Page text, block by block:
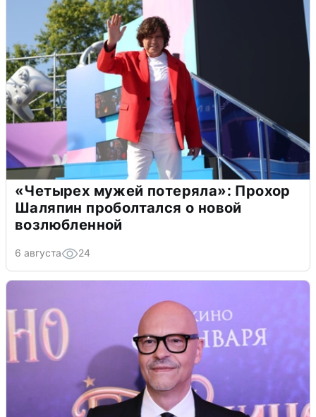
«Четырех мужей потеряла»: Прохор
Шаляпин проболтался о новой
возлюбленной
6 августа 24